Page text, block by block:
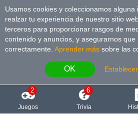
Usamos cookies y coleccionamos
realzar tu experiencia de nuestro sitio
terceros para proporcionar rasgos de
contenido y anuncios, y asegurarnos
correctamente. Aprender más sobre las
OK
2
Juegos
6
Trivia